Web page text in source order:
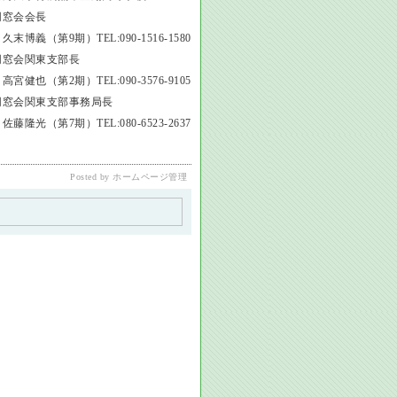
窓会会長
末博義（第9期）TEL:090-1516-1580
窓会関東支部長
宮健也（第2期）TEL:090-3576-9105
窓会関東支部事務局長
藤隆光（第7期）TEL:080-6523-2637
Posted by ホームページ管理